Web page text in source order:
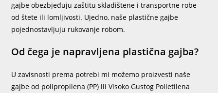
gajbe obezbjeđuju zaštitu skladištene i transportne robe
od štete ili lomljivosti. Ujedno, naše plastične gajbe
pojednostavljuju rukovanje robom.
Od čega je napravljena plastična gajba?
U zavisnosti prema potrebi mi možemo proizvesti naše
gajbe od polipropilena (PP) ili Visoko Gustog Polietilena